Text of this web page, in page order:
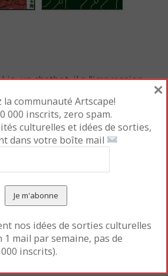
un chatbot, il a l’impression
le mieux. Jusqu’au jour où il
traductrice, bavarder avec une
a peur de perdre son
une journaliste indépendante,
qui mène une enquête sur les
contrôle l’IA ? Comment a-t-elle
son impact sur les hommes et
la communauté Artscape!
000 inscrits, zero spam.
culturelles et idées de sorties,
dans votre boîte mail
nos idées de sorties culturelles
mail par semaine, pas de
inscrits).
×